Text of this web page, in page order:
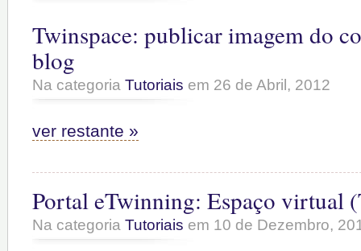
Twinspace: publicar imagem do
blog
Na categoria Tutoriais em 26 de Abril, 2012
ver restante »
Portal eTwinning: Espaço virtual
Na categoria Tutoriais em 10 de Dezembro,